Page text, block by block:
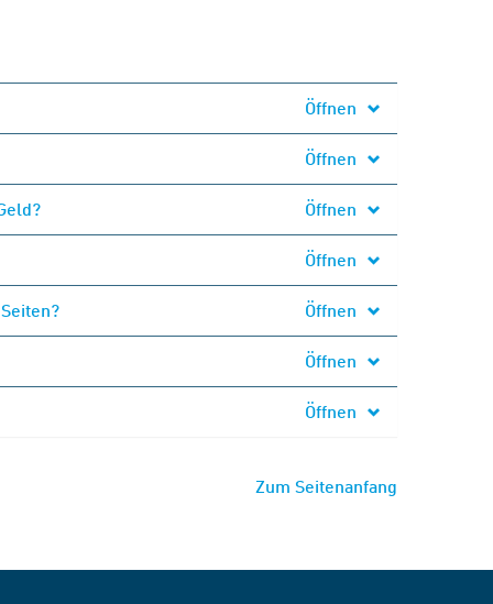
Öffnen
Öffnen
Öffnen
Öffnen
Öffnen
Öffnen
Öffnen
Zum Seitenanfang